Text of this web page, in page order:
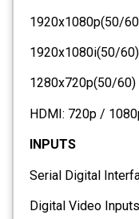
1920x1080p(50/
1920x1080i(50/60)
1280x720p(50/60)
HDMI: 720p /
INPUTS
Serial Digital
Digital Video